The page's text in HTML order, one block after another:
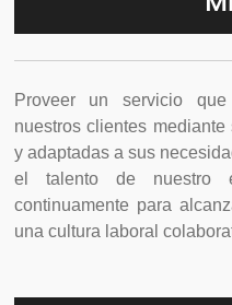
Proveer un servicio
nuestros clientes
y adaptadas a sus
el talento de nuestro
continuamente para
una cultura laboral